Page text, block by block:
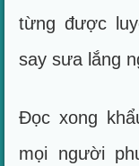
từng được
say sưa lắng
Đọc xong
mọi người